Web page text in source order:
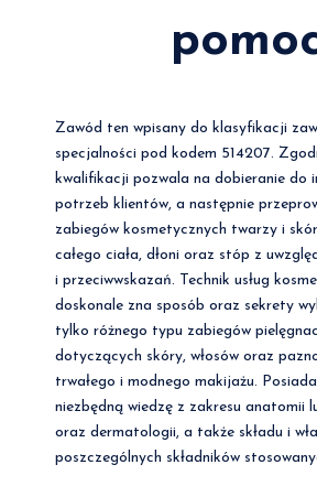
Zawód ten wpisany do klasyfikacji
specjalności pod kodem 514207.
kwalifikacji pozwala na dobieranie do
potrzeb klientów, a następnie
zabiegów kosmetycznych twarzy i
całego ciała, dłoni oraz stóp z
i przeciwwskazań. Technik usług
doskonale zna sposób oraz sekrety
tylko różnego typu zabiegów
dotyczących skóry, włosów oraz
trwałego i modnego makijażu.
niezbędną wiedzę z zakresu anatomii
oraz dermatologii, a także składu i
poszczególnych składników